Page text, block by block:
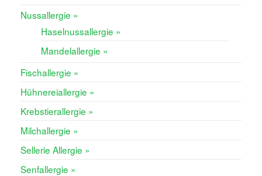
Nussallergie »
Haselnussallergie »
Mandelallergie »
Fischallergie »
Hühnereiallergie »
Krebstierallergie »
Milchallergie »
Sellerie Allergie »
Senfallergie »